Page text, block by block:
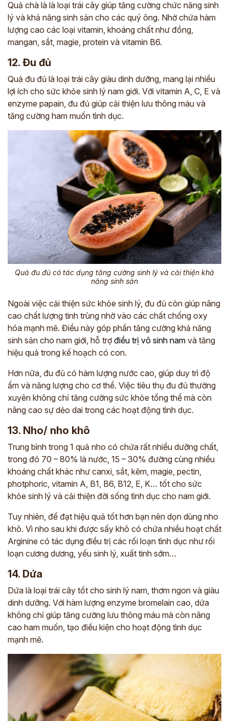
Quả chà là là loại trái cây giúp tăng cường chức năng sinh
lý và khả năng sinh sản cho các quý ông. Nhờ chứa hàm
lượng cao các loại vitamin, khoáng chất như đồng,
mangan, sắt, magie, protein và vitamin B6.
12. Đu đủ
Quả đu đủ là loại trái cây giàu dinh dưỡng, mang lại nhiều
lợi ích cho sức khỏe sinh lý nam giới. Với vitamin A, C, E và
enzyme papain, đu đủ giúp cải thiện lưu thông máu và
tăng cường ham muốn tình dục.
Quả đu đủ có tác dụng tăng cường sinh lý và cải thiện khả
năng sinh sản
Ngoài việc cải thiện sức khỏe sinh lý, đu đủ còn giúp nâng
cao chất lượng tinh trùng nhờ vào các chất chống oxy
hóa mạnh mẽ. Điều này góp phần tăng cường khả năng
sinh sản cho nam giới, hỗ trợ điều trị vô sinh nam và tăng
hiệu quả trong kế hoạch có con.
Hơn nữa, đu đủ có hàm lượng nước cao, giúp duy trì độ
ẩm và năng lượng cho cơ thể. Việc tiêu thụ đu đủ thường
xuyên không chỉ tăng cường sức khỏe tổng thể mà còn
nâng cao sự dẻo dai trong các hoạt động tình dục.
13. Nho/ nho khô
Trung bình trong 1 quả nho có chứa rất nhiều dưỡng chất,
trong đó 70 – 80% là nước, 15 – 30% đường cùng nhiều
khoáng chất khác như canxi, sắt, kẽm, magie, pectin,
photphoric, vitamin A, B1, B6, B12, E, K… tốt cho sức
khỏe sinh lý và cải thiện đời sống tình dục cho nam giới.
Tuy nhiên, để đạt hiệu quả tốt hơn bạn nên dọn dùng nho
khô. Vì nho sau khi được sấy khô có chứa nhiều hoạt chất
Arginine có tác dụng điều trị các rối loạn tình dục như rối
loạn cương dương, yếu sinh lý, xuất tinh sớm…
14. Dứa
Dứa là loại trái cây tốt cho sinh lý nam, thơm ngon và giàu
dinh dưỡng. Với hàm lượng enzyme bromelain cao, dứa
không chỉ giúp tăng cường lưu thông máu mà còn nâng
cao ham muốn, tạo điều kiện cho hoạt động tình dục
mạnh mẽ.
*
Thông tin của bạn được bảo mật và chỉ sử dụng cho mục đích tư vấn.